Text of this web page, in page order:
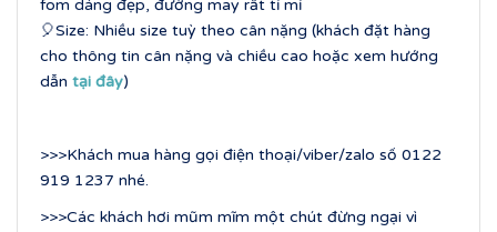
fom dáng đẹp, đường may rất tỉ mỉ
🎈Size: Nhiều size tuỳ theo cân nặng (khách đặt hàng
cho thông tin cân nặng và chiều cao hoặc xem hướng
dẫn tại đây)
>>>Khách mua hàng gọi điện thoại/viber/zalo số 0122
919 1237 nhé.
>>>Các khách hơi mũm mĩm một chút đừng ngại vì